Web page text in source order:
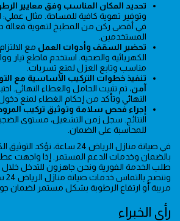
تحديد المكان المناسب وفق معايير
وتوفير تهوية كافية للمساحة. مثال عملي:
في أقصى ركن من المطبخ لتهوية فعالة
المستخدمين.
تحضير السقف وأدوات العمل مع
الكهربائية والصحية. استخدم قاطع تيار
مناسب وتابع العزل لمنع تسربات.
تنفيذ خطوات التركيب الأساسية مع
آمن، ثم تثبيت الحامل والغطاء النهائي.
النهائي وتأكد من إحكام الغطاء لمنع دخول
إجراء فحص سلامة وتوثيق تركيب
النتائج. سجل زمن التشغيل، مستوى
للمحاسبة على الضمان.
في صيانة منازل الرياض 24 ساعة،
بالضمان وخدمات الدعم المستمر. إذا واجهت
طلب الخدمة الفورية ونحن جاهزون للتدخل
مريبة أو ارتفاع الرطوبة بشكل مستمر لضمان
رأي الخبراء